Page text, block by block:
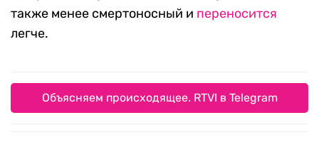
также менее смертоносный и переносится
легче.
Объясняем происходящее. RTVI в Telegram